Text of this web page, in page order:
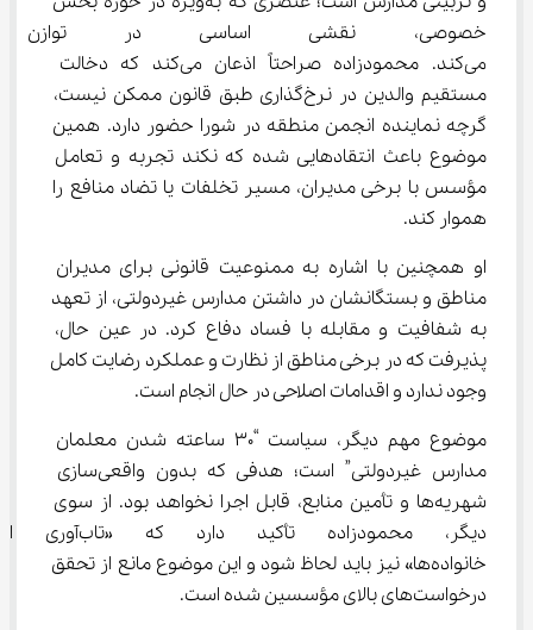
خصوصی، نقشی اساسی در
می‌کند. محمودزاده صراحتاً اذعان می‌کند که دخالت
مستقیم والدین در نرخ‌گذاری طبق قانون ممکن نیست،
گرچه نماینده انجمن منطقه در شورا حضور دارد. همین
موضوع باعث انتقادهایی شده که نکند تجربه و تعامل
مؤسس با برخی مدیران، مسیر تخلفات یا تضاد منافع را
هموار کند.
او همچنین با اشاره به ممنوعیت قانونی برای مدیران
مناطق و بستگانشان در داشتن مدارس غیردولتی، از تعهد
به شفافیت و مقابله با فساد دفاع کرد. در عین حال،
پذیرفت که در برخی مناطق از نظارت و عملکرد رضایت کامل
وجود ندارد و اقدامات اصلاحی در حال انجام است.
موضوع مهم دیگر، سیاست “30 ساعته شدن معلمان
مدارس غیردولتی” است؛ هدفی که بدون واقعی‌سازی
شهریه‌ها و تأمین منابع، قابل اجرا نخواهد بود. از سوی
دیگر، محمودزاده تأکید
خانواده‌ها» نیز باید لحاظ شود و این موضوع مانع از تحقق
درخواست‌های بالای مؤسسین شده است.